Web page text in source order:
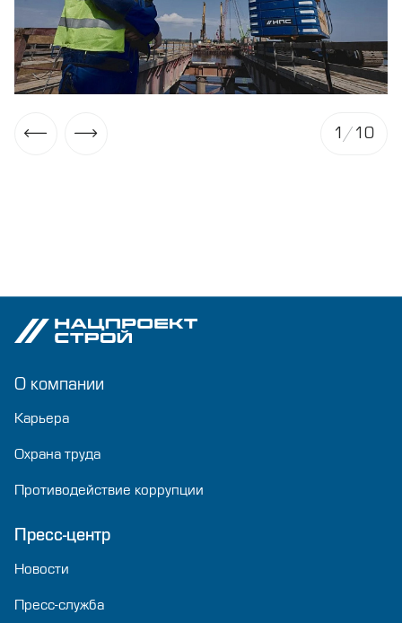
1/10
О компании
Карьера
Охрана труда
Противодействие коррупции
Пресс-центр
Новости
Пресс-служба